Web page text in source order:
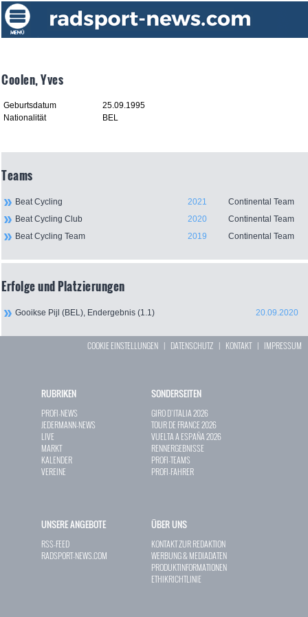
Coolen, Yves
Geburtsdatum
25.09.1995
Nationalität
BEL
Teams
Beat Cycling 2021
Continental Team
Beat Cycling Club
2020
Continental Team
Beat Cycling Team
2019 Continental Team
Erfolge und Platzierungen
Gooikse Pijl (BEL), Endergebnis (1.1) 20.09.2020
COOKIE EINSTELLUNGEN | DATENSCHUTZ | KONTAKT| IMPRESSUM
RUBRIKEN
PROFI-NEWS
JEDERMANN-NEWS
LIVE
MARKT
KALENDER
VEREINE
SONDERSEITEN
GIRO D`ITALIA 2026
TOUR DE FRANCE 2026
VUELTA A ESPAÑA 2026
RENNERGEBNISSE
PROFI-TEAMS
PROFI-FAHRER
UNSERE ANGEBOTE
RSS-FEED
RADSPORT-NEWS.COM
ÜBER UNS
KONTAKT ZUR REDAKTION
WERBUNG & MEDIADATEN
PRODUKTINFORMATIONEN
ETHIKRICHTLINIE